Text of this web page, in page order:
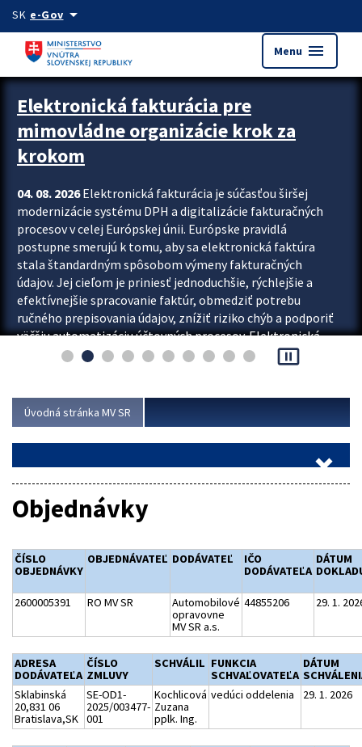
Preskocit na hlavný obsah
SK e-Govarrow_drop_down
Menu menu
Zastavit automatický posun upútavok
Elektronická fakturácia pre
mimovládne organizácie krok za
krokom
04. 08. 2026Elektronická fakturácia je súčasťou širšej
modernizácie systému DPH a digitalizácie fakturačných
procesov v celej Európskej únii. Európske pravidlá
postupne smerujú k tomu, aby sa elektronická faktúra
stala štandardným spôsobom výmeny fakturačných
údajov. Jej cieľom je priniesť jednoduchšie, rýchlejšie a
efektívnejšie spracovanie faktúr, obmedziť potrebu
ručného prepisovania údajov, znížiť riziko chýb a podporiť
väčšiu automatizáciu účtovných procesov. Elektronická
fakturácia preto nepredstavuje...
pause_presentation
Úvodná stránka MV SR
Objednávky
ČÍSLO
OBJEDNÁVKY
OBJEDNÁVATEĽ DODÁVATEĽ
IČO
DODÁVATEĽA
DÁTUM
2600005391 RO MV SR
Automobilové
opravovne
MV SR a.s.
44855206 29. 1.
ADRESA
DODÁVATEĽA
ČÍSLO
ZMLUVY
SCHVÁLIL FUNKCIA
SCHVAĽOVATEĽA
DÁTUM
Sklabinská
20,831 06
Bratislava,SK
SE-OD1-
2025/003477-
001
Kochlicová
Zuzana
pplk. Ing.
vedúci oddelenia 29. 1. 2026